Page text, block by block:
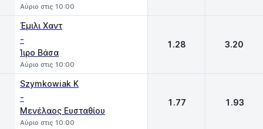
Αύριο στις 10:00
Έμιλι Χαντ
-
Ίιρο Βάσα
Αύριο στις 10:00
1.28 3.20
Szymkowiak K
-
Μενέλαος Ευσταθίου
Αύριο στις 10:00
1.77 1.93